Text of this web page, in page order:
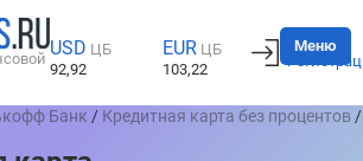
USD ЦБ
92,92
EUR ЦБ
103,22
Вход
Меню
Банк / Кредитная карта без процентов